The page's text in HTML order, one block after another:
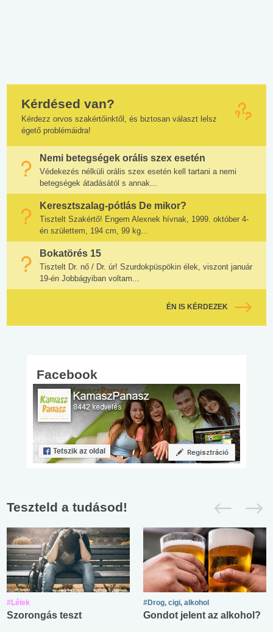
Kérdésed van?
Kérdezz orvos szakértőinktől, és biztosan választ lelsz
égető problémáidra!
Nemi betegségek orális szex esetén
Védekezés nélküli orális szex esetén kell tartani a nemi
betegségek átadásától s annak...
Keresztszalag-pótlás De mikor?
Tisztelt Szakértő! Engem Alexnek hívnak, 1999. október 4-
én születtem, 194 cm, 99 kg...
Bokatörés 15
Tisztelt Dr. nő / Dr. úr! Szurdokpüspökin élek, viszont január
19-én Jobbágyiban voltam...
ÉN IS KÉRDEZEK
Facebook
Teszteld a tudásod!
#Lélek
Szorongás teszt
#Drog, cigi, alkohol
Gondot jelent az alkohol?